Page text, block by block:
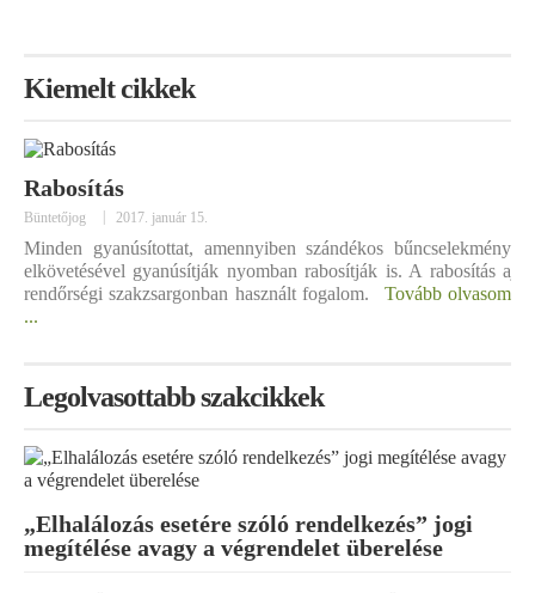
Kiemelt cikkek
Rabosítás
Büntetőjog | 2017. január 15.
Minden gyanúsítottat, amennyiben szándékos bűncselekmény
elkövetésével gyanúsítják nyomban rabosítják is. A rabosítás a
rendőrségi szakzsargonban használt fogalom.
Tovább olvasom
...
Legolvasottabb szakcikkek
„Elhalálozás esetére szóló rendelkezés” jogi
megítélése avagy a végrendelet überelése